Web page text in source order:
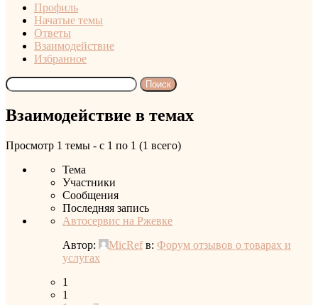
Профиль
Начатые темы
Ответы
Взаимодействие
Избранное
Поиск
тем:
Взаимодействие в темах
Просмотр 1 темы - с 1 по 1 (1 всего)
Тема
Участники
Сообщения
Последняя запись
Автосервис на Ржевке
Автор:
MicRef в: Форум отзывов о товарах и
услугах
1
1